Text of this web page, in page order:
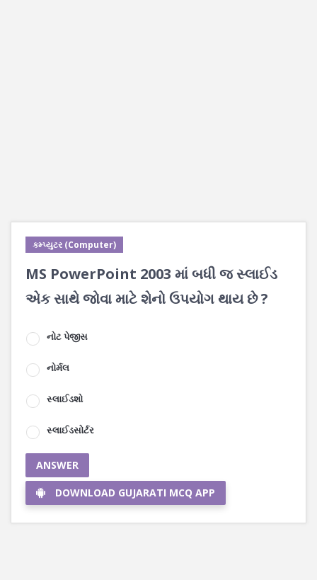
કમ્પ્યુટર (Computer)
MS PowerPoint 2003 માં બધી જ સ્લાઈડ
એક સાથે જોવા માટે શેનો ઉપયોગ થાય છે ?
નોટ પેજીસ
નોર્મલ
સ્લાઈડશો
સ્લાઈડસોર્ટર
ANSWER
DOWNLOAD GUJARATI MCQ APP